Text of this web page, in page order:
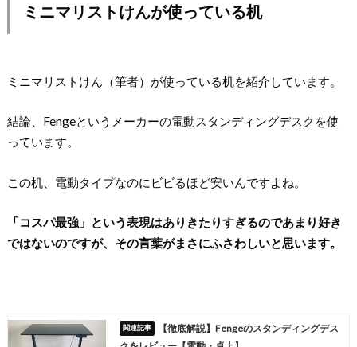
ミニマリストけんが使っている机
ミニマリストけん（筆者）が使っている机を紹介しています。
結論、Fengeというメーカーの電動スタンディングデスクを使
っています。
この机、電動タイプなのにビビるほど安いんですよね。
「コスパ最強」という表現はありきたりすぎるのであまり好き
ではないのですが、その言葉がまさにふさわしいと思います。
【徹底解説】Fengeのスタンディングデス